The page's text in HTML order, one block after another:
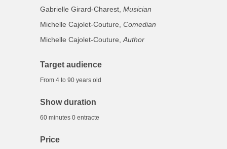
Gabrielle Girard-Charest, Musician
Michelle Cajolet-Couture, Comedian
Michelle Cajolet-Couture, Author
Target audience
From 4 to 90 years old
Show duration
60 minutes 0 entracte
Price